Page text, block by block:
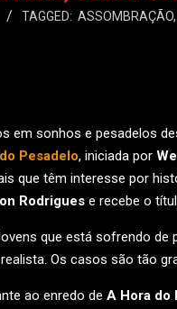
TAGGED: ASSOMBRAÇÃO,
em sonhos e pesadelos
Pesadelo, iniciada por
que têm interesse por
Rodrigues e recebe o
que está sofrendo
Os casos são tão
ao enredo de A Hora do